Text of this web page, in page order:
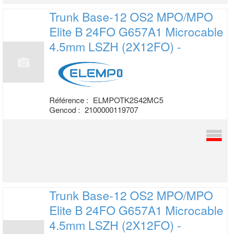
Trunk Base-12 OS2 MPO/MPO
Elite B 24FO G657A1 Microcable
4.5mm LSZH (2X12FO) -
Référence : ELMPOTK2S42MC5
Gencod : 2100000119707
Trunk Base-12 OS2 MPO/MPO
Elite B 24FO G657A1 Microcable
4.5mm LSZH (2X12FO) -